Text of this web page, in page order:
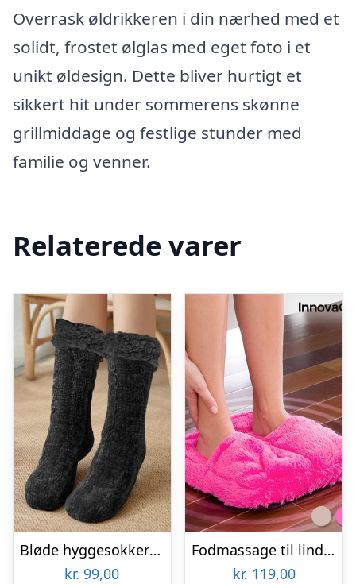
Overrask øldrikkeren i din nærhed med et
solidt, frostet ølglas med eget foto i et
unikt øldesign. Dette bliver hurtigt et
sikkert hit under sommerens skønne
grillmiddage og festlige stunder med
familie og venner.
Relaterede varer
Bløde hyggesokker til kolde fødder – onesize – Sort
kr. 99,00
Fodmassage til lindring af ømme fødder
kr. 119,00